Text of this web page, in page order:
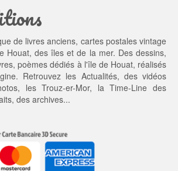
t :
5,
0
0 €.
de livres anciens, cartes postales vintage
Houat, des îles et de la mer. Des dessins,
poèmes dédiés à l'île de Houat, réalisés
Retrouvez les Actualités, des vidéos
, lesTrouz-er-Mor, laTime-Line des
des archives...